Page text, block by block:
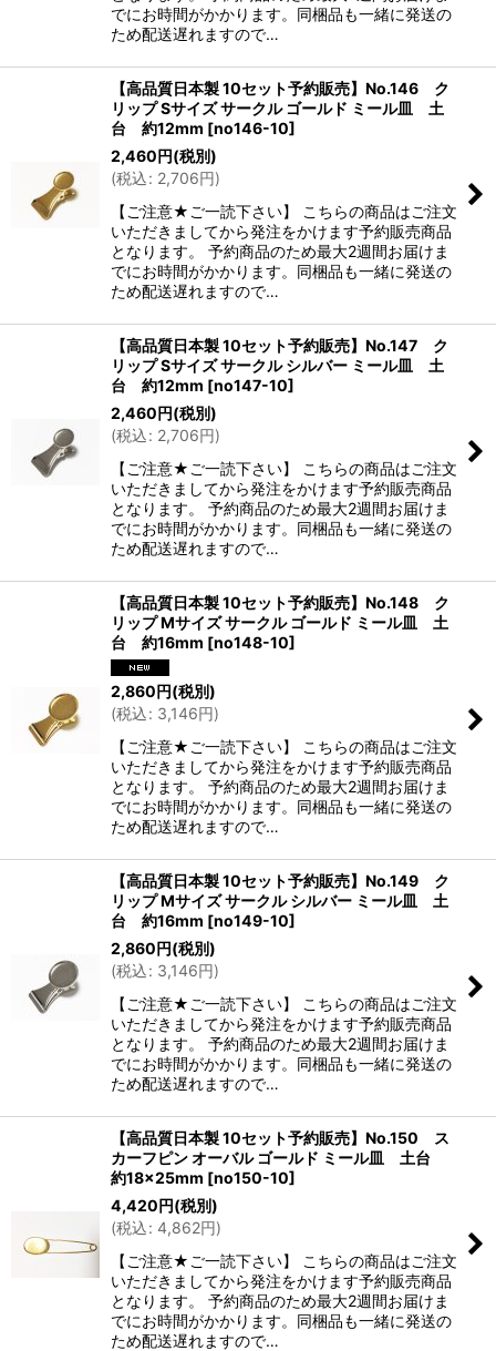
でにお時間がかかります。同梱品も一緒に発送の
ため配送遅れますので…
【高品質日本製 10セット予約販売】No.146 ク
リップ Sサイズ サークル ゴールド ミール皿 土
台 約12mm [no146-10]
2,460円(税別)
(税込: 2,706円)
【ご注意★ご一読下さい】 こちらの商品はご注文
いただきましてから発注をかけます予約販売商品
となります。 予約商品のため最大2週間お届けま
でにお時間がかかります。同梱品も一緒に発送の
ため配送遅れますので…
【高品質日本製 10セット予約販売】No.147 ク
リップ Sサイズ サークル シルバー ミール皿 土
台 約12mm [no147-10]
2,460円(税別)
(税込: 2,706円)
【ご注意★ご一読下さい】 こちらの商品はご注文
いただきましてから発注をかけます予約販売商品
となります。 予約商品のため最大2週間お届けま
でにお時間がかかります。同梱品も一緒に発送の
ため配送遅れますので…
【高品質日本製 10セット予約販売】No.148 ク
リップ Mサイズ サークル ゴールド ミール皿 土
台 約16mm [no148-10]
2,860円(税別)
(税込: 3,146円)
【ご注意★ご一読下さい】 こちらの商品はご注文
いただきましてから発注をかけます予約販売商品
となります。 予約商品のため最大2週間お届けま
でにお時間がかかります。同梱品も一緒に発送の
ため配送遅れますので…
【高品質日本製 10セット予約販売】No.149 ク
リップ Mサイズ サークル シルバー ミール皿 土
台 約16mm [no149-10]
2,860円(税別)
(税込: 3,146円)
【ご注意★ご一読下さい】 こちらの商品はご注文
いただきましてから発注をかけます予約販売商品
となります。 予約商品のため最大2週間お届けま
でにお時間がかかります。同梱品も一緒に発送の
ため配送遅れますので…
【高品質日本製 10セット予約販売】No.150 ス
カーフピン オーバル ゴールド ミール皿 土台
約18×25mm [no150-10]
4,420円(税別)
(税込: 4,862円)
【ご注意★ご一読下さい】 こちらの商品はご注文
いただきましてから発注をかけます予約販売商品
となります。 予約商品のため最大2週間お届けま
でにお時間がかかります。同梱品も一緒に発送の
ため配送遅れますので…